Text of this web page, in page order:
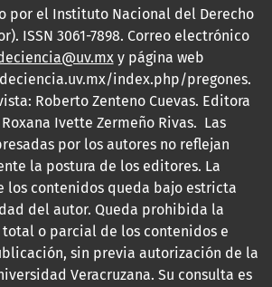
por el Instituto Nacional del Derecho
ISSN 3061-7898. Correo electrónico
y página web
index.php/pregones.
Roberto Zenteno Cuevas. Editora
Ivette Zermeño Rivas. Las
por los autores no reflejan
la postura de los editores. La
los contenidos queda bajo estricta
del autor. Queda prohibida la
o parcial de los contenidos e
sin previa autorización de la
Veracruzana. Su consulta es